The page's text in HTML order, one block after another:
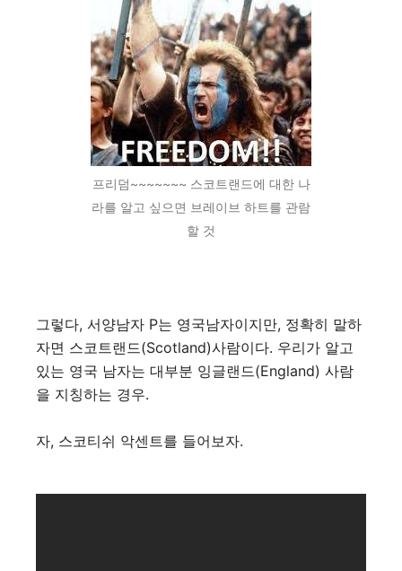
프리덤~~~~~~~ 스코트랜드에 대한 나
라를 알고 싶으면 브레이브 하트를 관람
할 것
그렇다, 서양남자 P는 영국남자이지만, 정확히 말하
자면 스코트랜드(Scotland)사람이다. 우리가 알고
있는 영국 남자는 대부분 잉글랜드(England) 사람
을 지칭하는 경우.
자, 스코티쉬 악센트를 들어보자.